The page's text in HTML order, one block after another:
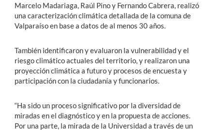
Marcelo Madariaga, Raúl Pino y Fernando Cabrera, realizó
una caracterización climática detallada de la comuna de
Valparaíso en base a datos de al menos 30 años.
También identificaron y evaluaron la vulnerabilidad y el
riesgo climático actuales del territorio, y realizaron una
proyección climática a futuro y procesos de encuesta y
participación con la ciudadanía y funcionarios.
“Ha sido un proceso significativo por la diversidad de
miradas en el diagnóstico y en la propuesta de acciones.
Por una parte, la mirada de la Universidad a través de un